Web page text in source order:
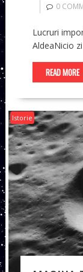
0
Lucruri
AldeaNicio
READ MORE
Istorie